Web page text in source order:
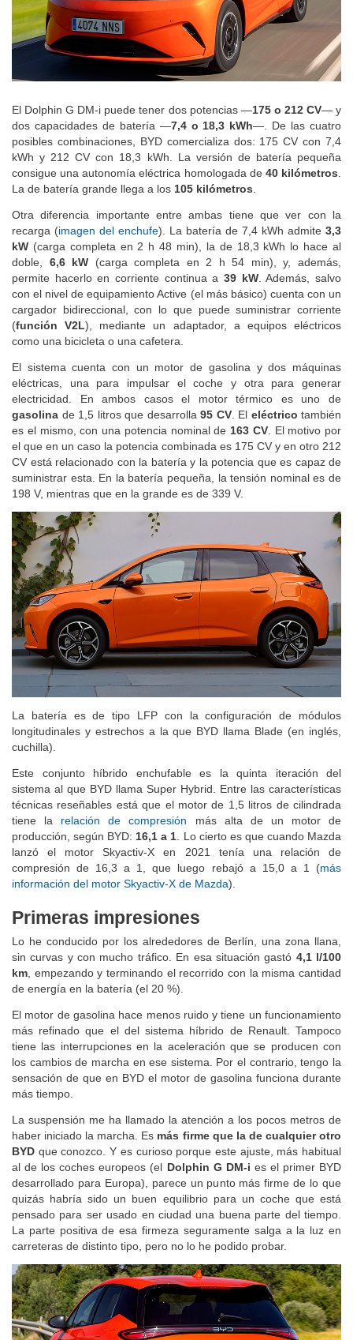
El Dolphin G DM-i puede tener dos potencias —175 o 212 CV— y
dos capacidades de batería —7,4 o 18,3 kWh—. De las cuatro
posibles combinaciones, BYD comercializa dos: 175 CV con 7,4
kWh y 212 CV con 18,3 kWh. La versión de batería pequeña
consigue una autonomía eléctrica homologada de 40 kilómetros
La de batería grande llega a los 105 kilómetros
Otra diferencia importante entre ambas tiene que ver con la
recarga (imagen del enchufe). La batería de 7,4 kWh admite 3,3
kW (carga completa en 2 h 48 min), la de 18,3 kWh lo hace al
doble, 6,6 kW (carga completa en 2 h 54 min), y, además,
permite hacerlo en corriente continua a 39 kW. Además, salvo
con el nivel de equipamiento Active (el más básico) cuenta con un
cargador bidireccional, con lo que puede suministrar corriente
(función V2L), mediante un adaptador, a equipos eléctricos
como una bicicleta o una cafetera.
El sistema cuenta con un motor de gasolina y dos máquinas
eléctricas, una para impulsar el coche y otra para generar
electricidad. En ambos casos el motor térmico es uno de
gasolina de 1,5 litros que desarrolla 95 CV. El eléctrico también
es el mismo, con una potencia nominal de 163 CV. El motivo por
el que en un caso la potencia combinada es 175 CV y en otro 212
CV está relacionado con la batería y la potencia que es capaz de
suministrar esta. En la batería pequeña, la tensión nominal es de
198 V, mientras que en la grande es de 339 V.
La batería es de tipo LFP con la configuración de módulos
longitudinales y estrechos a la que BYD llama Blade (en inglés,
cuchilla).
Este conjunto híbrido enchufable es la quinta iteración del
sistema al que BYD llama Super Hybrid. Entre las características
técnicas reseñables está que el motor de 1,5 litros de cilindrada
tiene la relación de compresión más alta de un motor de
producción, según BYD: 16,1 a 1 . Lo cierto es que cuando Mazda
lanzó el motor Skyactiv-X en 2021 tenía una relación de
compresión de 16,3 a 1, que luego rebajó a 15,0 a 1 (más
información del motor Skyactiv-X de Mazda).
Primeras impresiones
Lo he conducido por los alrededores de Berlín, una zona llana,
sin curvas y con mucho tráfico. En esa situación gastó 4,1 l/100
km , empezando y terminando el recorrido con la misma cantidad
de energía en la batería (el 20 %).
El motor de gasolina hace menos ruido y tiene un funcionamiento
más refinado que el del sistema híbrido de Renault. Tampoco
tiene las interrupciones en la aceleración que se producen con
los cambios de marcha en ese sistema. Por el contrario, tengo la
sensación de que en BYD el motor de gasolina funciona durante
más tiempo.
La suspensión me ha llamado la atención a los pocos metros de
haber iniciado la marcha. Es más firme que la de cualquier otro
BYD que conozco. Y es curioso porque este ajuste, más habitual
al de los coches europeos (el Dolphin G DM-i es el primer BYD
desarrollado para Europa), parece un punto más firme de lo que
quizás habría sido un buen equilibrio para un coche que está
pensado para ser usado en ciudad una buena parte del tiempo.
La parte positiva de esa firmeza seguramente salga a la luz en
carreteras de distinto tipo, pero no lo he podido probar.